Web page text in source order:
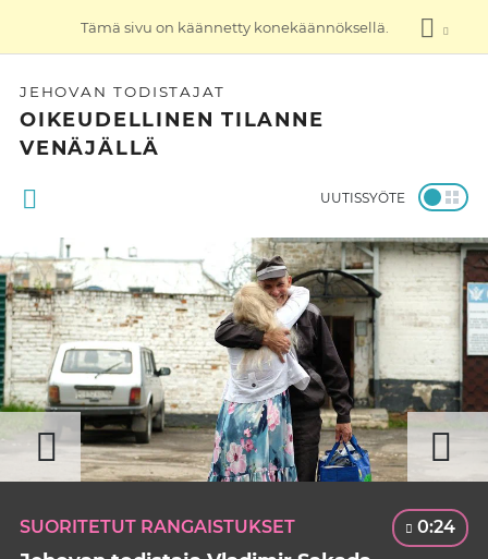
Tämä sivu on käännetty konekäännöksellä.
JEHOVAN TODISTAJAT
OIKEUDELLINEN TILANNE
VENÄJÄLLÄ
UUTISSYÖTE
SUORITETUT RANGAISTUKSET 0:24